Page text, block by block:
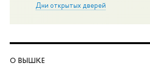
Дни открытых дверей
О ВЫШКЕ